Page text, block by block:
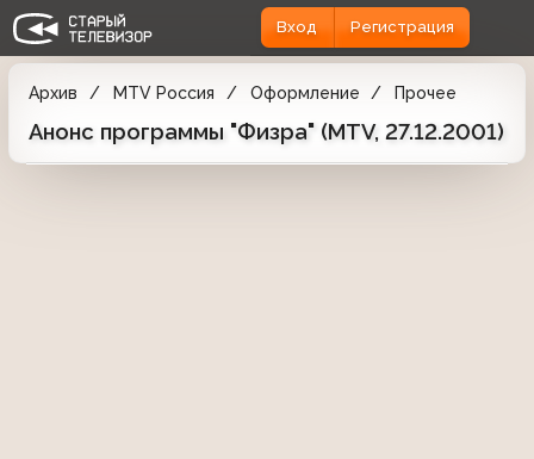
Вход Регистрация
Архив MTV Россия Оформление Прочее
Анонс программы "Физра" (MTV, 27.12.2001)